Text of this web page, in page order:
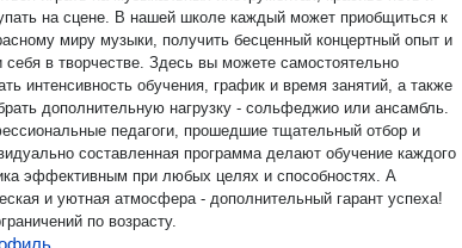
на сцене. В нашей школе каждый может приобщиться к
миру музыки, получить бесценный концертный опыт и
творчестве. Здесь вы можете самостоятельно
интенсивность обучения, график и время занятий, а также
дополнительную нагрузку - сольфеджио или ансамбль.
педагоги, прошедшие тщательный отбор и
составленная программа делают обучение каждого
эффективным при любых целях и способностях. А
и уютная атмосфера - дополнительный гарант успеха!
по возрасту.